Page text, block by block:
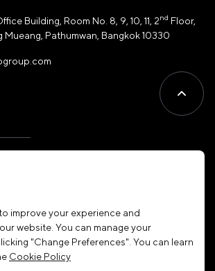
Building, Room No. 8, 9, 10, 11, 2nd Floor,
Mueang, Pathumwan, Bangkok 10330
Membership
Join Our Family
improve your experience and
website. You can manage your
"Change Preferences". You can learn
Cookie Policy